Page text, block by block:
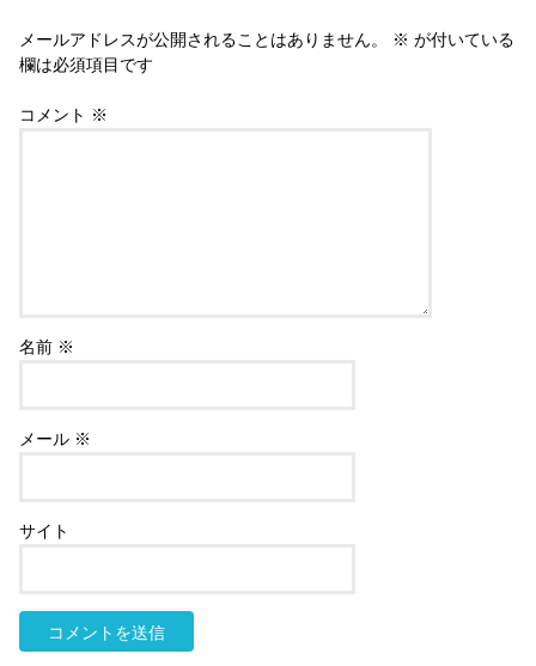
メールアドレスが公開されることはありません。 ※ が付いている
欄は必須項目です
コメント ※
名前 ※
メール ※
サイト